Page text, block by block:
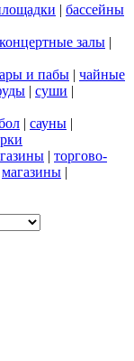
| бассейны
концертные залы |
и пабы | чайные
| суши |
| сауны |
| торгово-
магазины |